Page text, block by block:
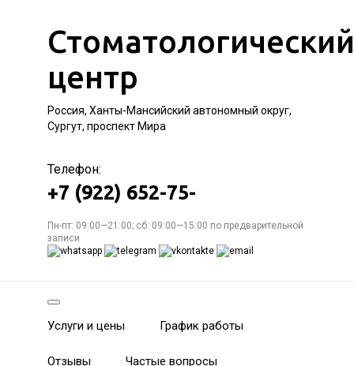
Стоматологический
центр
Россия, Ханты-Мансийский автономный округ,
Сургут, проспект Мира
Телефон:
+7 (922) 652-75-
Пн-пт: 09:00—21:00; сб: 09:00—15:00 по предварительной
записи
Услуги и цены График работы
Отзывы Частые вопросы